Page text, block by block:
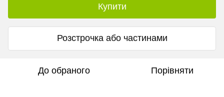
Купити
Розстрочка або частинами
До обраного Порівняти